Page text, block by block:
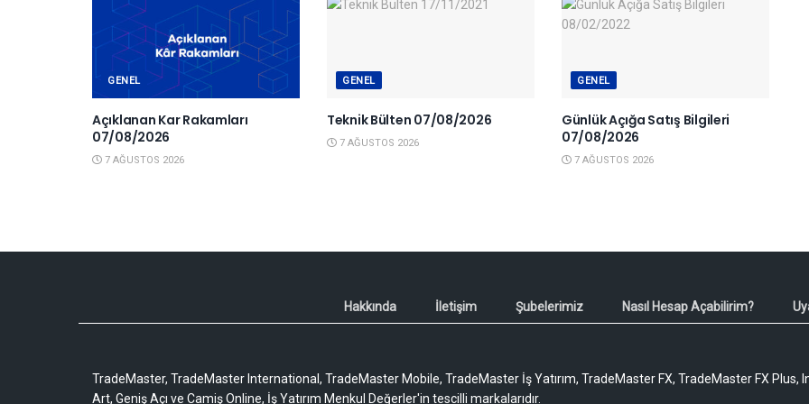
GENEL
Açıklanan Kar Rakamları
07/08/2026
7 AĞUSTOS 2026
GENEL
Teknik Bülten 07/08/2026
7 AĞUSTOS 2026
GENEL
Günlük Açığa Satış Bilgileri
07/08/2026
7 AĞUSTOS 2026
Hakkında İletişim Şubelerimiz Nasıl Hesap Açabilirim?
TradeMaster, TradeMaster International, TradeMaster Mobile, TradeMaster İş Yatırım, TradeMaster FX, TradeMaster FX Plus,
Art, Geniş Açı ve Camiş Online, İş Yatırım Menkul Değerler'in tescilli markalarıdır.